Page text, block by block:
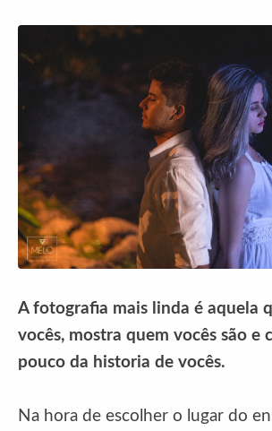
A fotografia mais linda é aquela
vocês, mostra quem vocês são e
pouco da historia de vocês.
Na hora de escolher o lugar do